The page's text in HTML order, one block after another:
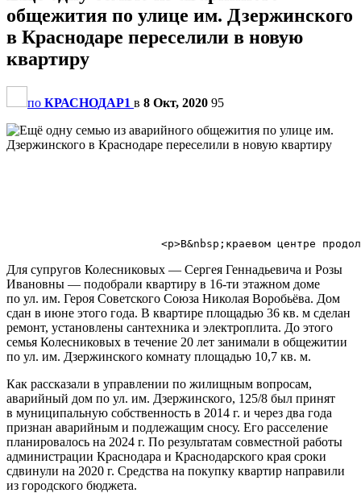
общежития по улице им. Дзержинского
в Краснодаре переселили в новую
квартиру
по КРАСНОДАР1 в 8 Окт, 2020 95
Для супругов Колесниковых — Сергея Геннадьевича и Розы
Ивановны — подобрали квартиру в 16-ти этажном доме
по ул. им. Героя Советского Союза Николая Воробьёва. Дом
сдан в июне этого года. В квартире площадью 36 кв. м сделан
ремонт, установлены сантехника и электроплита. До этого
семья Колесниковых в течение 20 лет занимали в общежитии
по ул. им. Дзержинского комнату площадью 10,7 кв. м.
Как рассказали в управлении по жилищным вопросам,
аварийный дом по ул. им. Дзержинского, 125/8 был принят
в муниципальную собственность в 2014 г. и через два года
признан аварийным и подлежащим сносу. Его расселение
планировалось на 2024 г. По результатам совместной работы
администрации Краснодара и Краснодарского края сроки
сдвинули на 2020 г. Средства на покупку квартир направили
из городского бюджета.